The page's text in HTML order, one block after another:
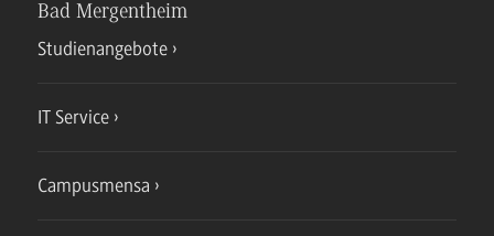
Bad Mergentheim
Studienangebote
IT Service
Campusmensa